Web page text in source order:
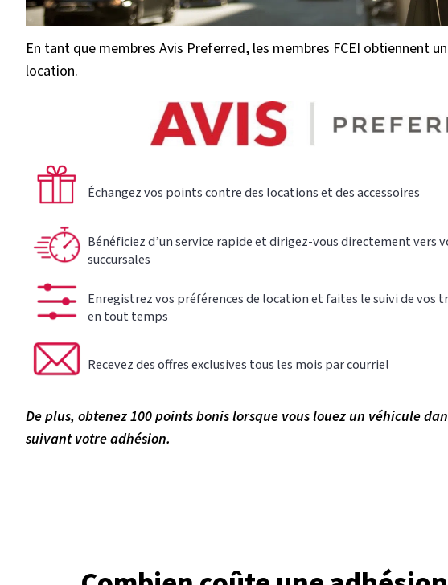
En tant que membres Avis Preferred, les membres FCEI obtiennent
location.
Échangez vos points contre des locations et des accessoires
Bénéficiez d’un service rapide et dirigez-vous directement vers
succursales
Enregistrez vos préférences de location et faites le suivi de vos
en tout temps
Recevez des offres exclusives tous les mois par courriel
De plus, obtenez 100 points bonis lorsque vous louez un véhicule
suivant votre adhésion.